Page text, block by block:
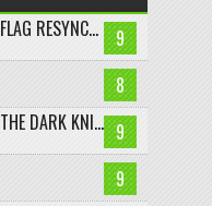
9
ASSASSIN’S CREED BLACK FLAG RESYNCED
8
9
LEGO BATMAN: LEGACY OF THE DARK KNIGHT
9